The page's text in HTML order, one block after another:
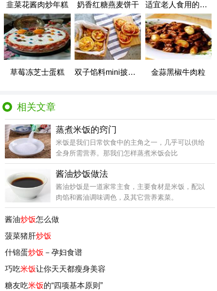
韭菜花酱肉炒年糕 奶香红糖燕麦饼干 适宜老人食用的香软脱骨-红烧鸡翅
草莓冻芝士蛋糕 双子馅料mini披萨饼 金蒜黑椒牛肉粒
相关文章
蒸煮米饭的窍门
米饭是我们日常饮食中的主角之一，几乎可以供给
全身所需营养。那我们怎样蒸煮米饭会比
酱油炒饭做法
酱油炒饭是一道家常主食，主要食材是米饭，配以
肉馅和酱油调味调色，及其它营养素菜。
酱油炒饭怎么做
菠菜猪肝炒饭
什锦蛋炒饭 －孕妇食谱
巧吃米饭让你天天都瘦身美容
糖友吃米饭的“四项基本原则”